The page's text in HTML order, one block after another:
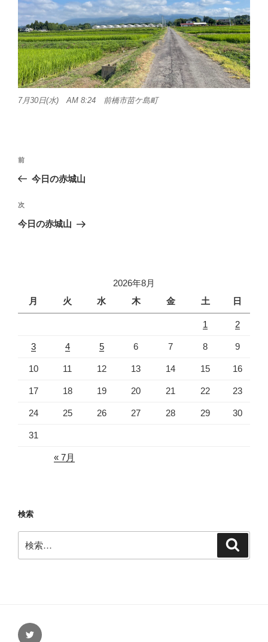
7月30日(水) AM 8:24 前橋市苗ケ島町
投
ビ
ゲ
前
の
稿
前
今日の赤城山
次
の
次
今日の赤城山
2026年8月
月
火 水 木 金 土 日
1 2
3 4 5 6 7 8 9
10 11 12 13 14 15 16
17 18 19 20 21 22 23
24 25 26 27 28 29 30
31
« 7月
検索
索:
Twitter